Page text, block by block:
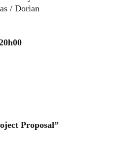
Proposal”
/ Dorian